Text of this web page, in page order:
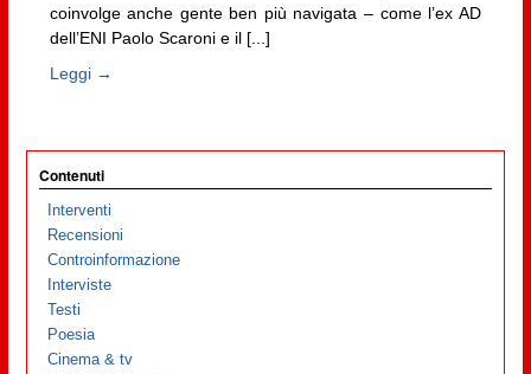
coinvolge anche gente ben più navigata – come l’ex AD
dell’ENI Paolo Scaroni e il [...]
Leggi →
Contenuti
Interventi
Recensioni
Controinformazione
Interviste
Testi
Poesia
Cinema & tv